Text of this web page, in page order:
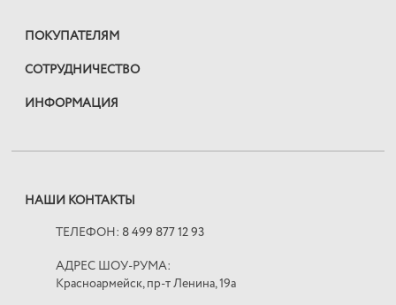
ПОКУПАТЕЛЯМ
СОТРУДНИЧЕСТВО
ИНФОРМАЦИЯ
НАШИ КОНТАКТЫ
ТЕЛЕФОН: 8 499 877 12 93
АДРЕС ШОУ-РУМА:
Красноармейск, пр-т Ленина, 19а